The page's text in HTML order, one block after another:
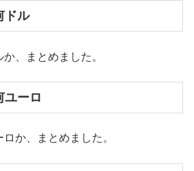
ドル
、まとめました。
ユーロ
か、まとめました。